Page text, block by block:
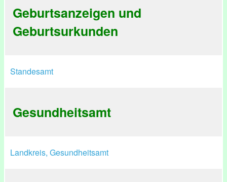
Geburtsanzeigen und
Geburtsurkunden
Standesamt
Gesundheitsamt
Landkreis, Gesundheitsamt